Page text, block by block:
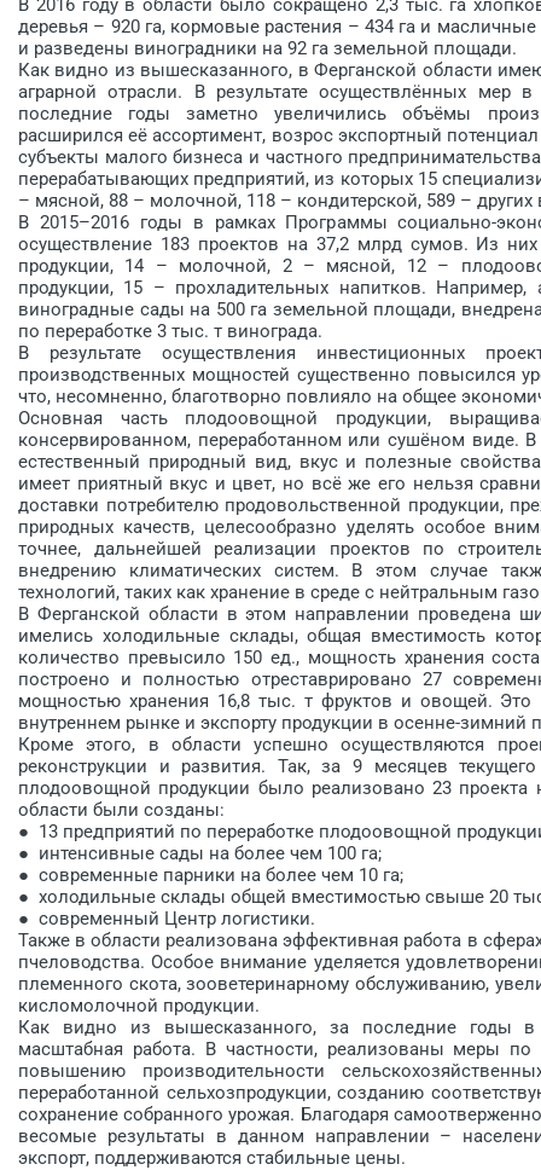
В 2016 году в области было сок­ращено 2,3 тыс. га
деревья – 920 га, кормовые растения – 434 га и
и разведены виноградники на 92 га земельной площади.
Как видно из вышесказанного, в Ферганской области
аграрной отрасли. В результате осуществлённых мер
последние годы заметно увеличились объёмы
расширился её ассортимент, возрос экспортный
субъекты малого бизнеса и частного
перерабатывающих предприятий, из которых 15
– мясной, 88 – молочной, 118 – кондитерской, 589 – других
В 2015–2016 годы в рамках Программы социально-
осуществление 183 проектов на 37,2 млрд сумов. Из
продукции, 14 – молочной, 2 – мясной, 12 –
продукции, 15 – прохладительных напитков.
виноградные сады на 500 га земельной площади,
по переработке 3 тыс. т винограда.
В результате осуществления инвестиционных
производственных мощностей существенно повысился
что, несомненно, благотворно повлияло на общее
Основная часть плодоовощной продукции,
консервированном, переработанном или сушёном виде. В
естественный природный вид, вкус и полезные
имеет приятный вкус и цвет, но всё же его нельзя
доставки потребителю продовольственной продукции,
природных качеств, целесообразно уделять особое
точнее, дальнейшей реализации проектов по
внедрению климатических систем. В этом случае
технологий, таких как хранение в среде с нейтральным
В Ферганской области в этом направлении проведена
имелись холодильные склады, общая вместимость
количество превысило 150 ед., мощность хранения
построено и полностью отреставрировано 27
мощностью хранения 16,8 тыс. т фруктов и овощей. Это
внутреннем рынке и экспорту продукции в осенне-зимний
Кроме этого, в области успешно осуществляются
реконструкции и развития. Так, за 9 месяцев
плодоовощной продукции было реализовано 23
области были созданы:
● 13 предприятий по переработке плодоовощной
● интенсивные сады на более чем 100 га;
● современные парники на более чем 10 га;
● холодильные склады общей вместимостью свыше 20
● современный Центр логистики.
Также в области реализована эффективная работа в
пчеловодства. Особое внимание уделяется
племенного скота, зооветеринарному обслуживанию,
кисломолочной продукции.
Как видно из вышесказанного, за последние годы
масштабная работа. В частности, реализованы меры по
повышению производительности
переработанной сельхозпродукции, созданию
сохранение собранного урожая. Благодаря
весомые результаты в данном направлении –
экспорт, поддерживаются стабильные цены.